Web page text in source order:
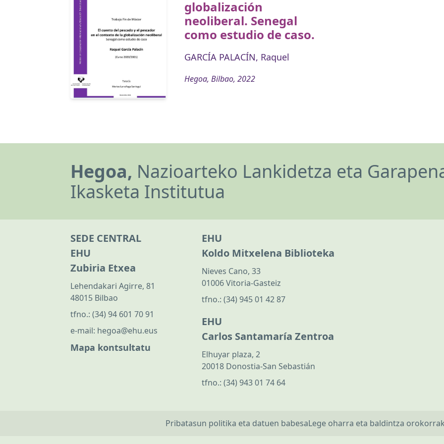
globalización
neoliberal. Senegal
como estudio de caso.
GARCÍA PALACÍN, Raquel
Hegoa, Bilbao, 2022
Hegoa, Nazioarteko Lankidetza eta
Ikasketa Institutua
SEDE CENTRAL
EHU
Zubiria Etxea
Lehendakari Agirre, 81
48015 Bilbao
tfno.: (34) 94 601 70 91
e-mail: hegoa@ehu.eus
Mapa kontsultatu
EHU
Koldo Mitxelena Biblioteka
Nieves Cano, 33
01006 Vitoria-Gasteiz
tfno.: (34) 945 01 42 87
EHU
Carlos Santamaría Zentroa
Elhuyar plaza, 2
20018 Donostia-San Sebastián
tfno.: (34) 943 01 74 64
Pribatasun politika eta datuen babesaLege oharra eta baldintza orokorrak